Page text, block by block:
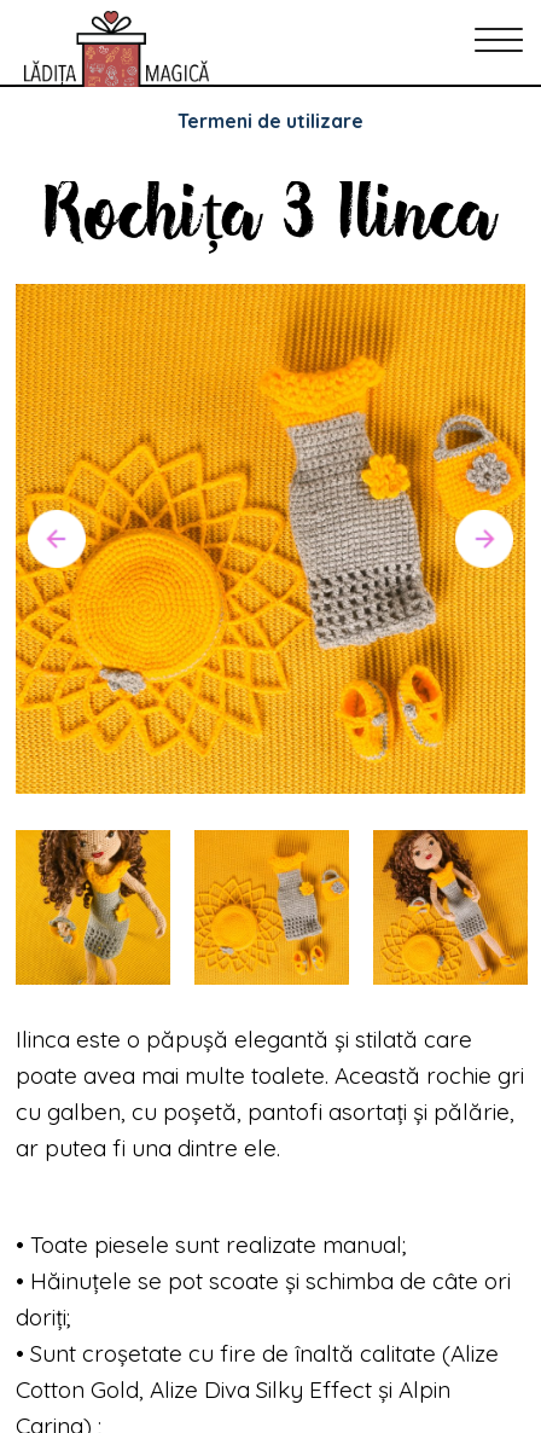
Rochița 3 Ilinca
Ilinca este o păpușă elegantă și stilată care
poate avea mai multe toalete. Această rochie gri
cu galben, cu poșetă, pantofi asortați și pălărie,
ar putea fi una dintre ele.
• Toate piesele sunt realizate manual;
• Hăinuțele se pot scoate și schimba de câte ori
doriți;
• Sunt croșetate cu fire de înaltă calitate (Alize
Cotton Gold, Alize Diva Silky Effect și Alpin
Carina) ;
Politica de cookie-uri
Termeni de utilizare